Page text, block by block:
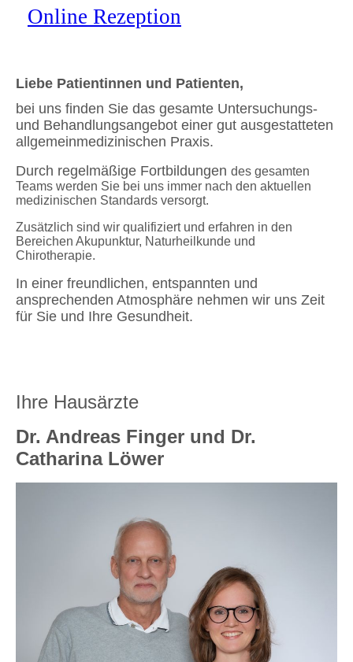
Online Rezeption
Liebe Patientinnen und Patienten,
bei uns finden Sie das gesamte Untersuchungs-
und Behandlungsangebot einer gut ausgestatteten
allgemeinmedizinischen Praxis.
Durch regelmäßige Fortbildungen des gesamten
Teams werden Sie bei uns immer nach den aktuellen
medizinischen Standards versorgt.
Zusätzlich sind wir qualifiziert und erfahren in den
Bereichen Akupunktur, Naturheilkunde und
Chirotherapie.
In einer freundlichen, entspannten und
ansprechenden Atmosphäre nehmen wir uns Zeit
für Sie und Ihre Gesundheit.
Ihre Hausärzte
Dr. Andreas Finger und Dr.
Catharina Löwer